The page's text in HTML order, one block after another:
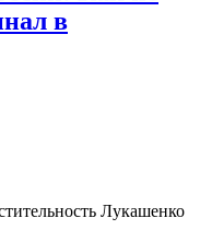
в
Лукашенко